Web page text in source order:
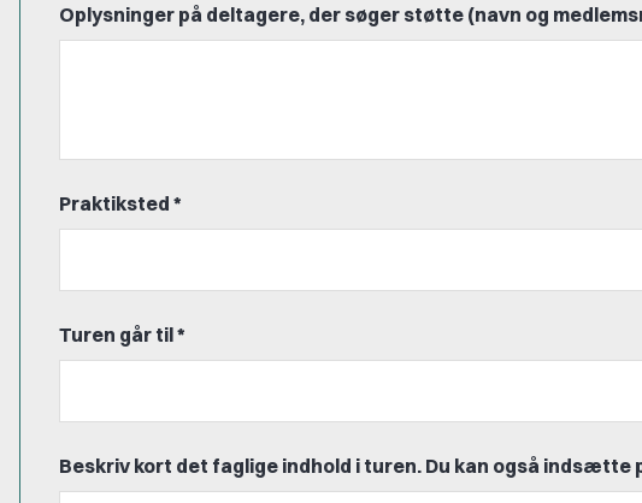
Oplysninger på deltagere, der søger støtte (navn og
Praktiksted *
Turen går til *
Beskriv kort det faglige indhold i turen. Du kan også indsætte